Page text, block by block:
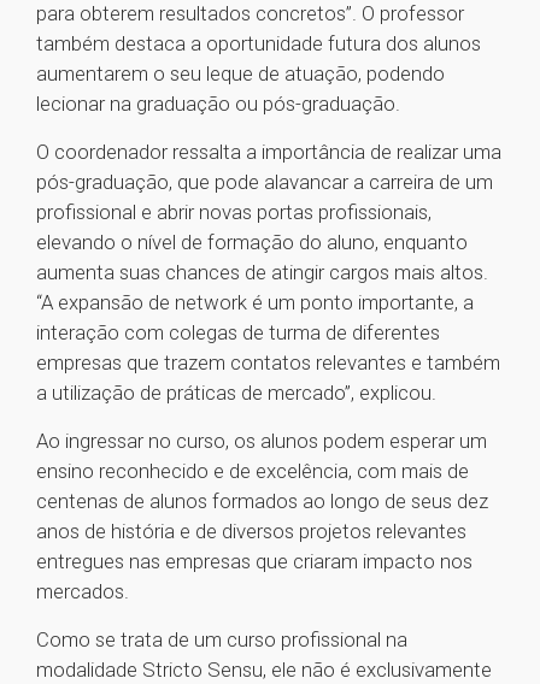
para obterem resultados concretos”. O professor
também destaca a oportunidade futura dos alunos
aumentarem o seu leque de atuação, podendo
lecionar na graduação ou pós-graduação.
O coordenador ressalta a importância de realizar uma
pós-graduação, que pode alavancar a carreira de um
profissional e abrir novas portas profissionais,
elevando o nível de formação do aluno, enquanto
aumenta suas chances de atingir cargos mais altos.
“A expansão de network é um ponto importante, a
interação com colegas de turma de diferentes
empresas que trazem contatos relevantes e também
a utilização de práticas de mercado”, explicou.
Ao ingressar no curso, os alunos podem esperar um
ensino reconhecido e de excelência, com mais de
centenas de alunos formados ao longo de seus dez
anos de história e de diversos projetos relevantes
entregues nas empresas que criaram impacto nos
mercados.
Como se trata de um curso profissional na
modalidade Stricto Sensu, ele não é exclusivamente